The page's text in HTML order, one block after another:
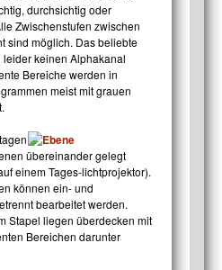
durchsichtig oder
Zwischenstufen zwischen
sind möglich. Das beliebte
leider keinen Alphakanal
Bereiche werden in
meist mit grauen
übereinander gelegt
einem Tages-lichtprojektor).
können ein- und
bearbeitet werden.
Stapel liegen überdecken mit
Bereichen darunter